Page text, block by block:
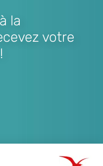
la
votre